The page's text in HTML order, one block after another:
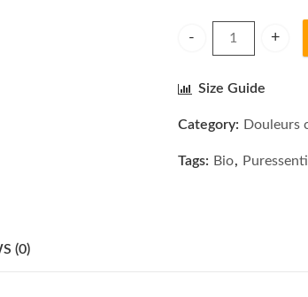
Size Guide
Category: Douleurs
Tags: Bio,
(0)